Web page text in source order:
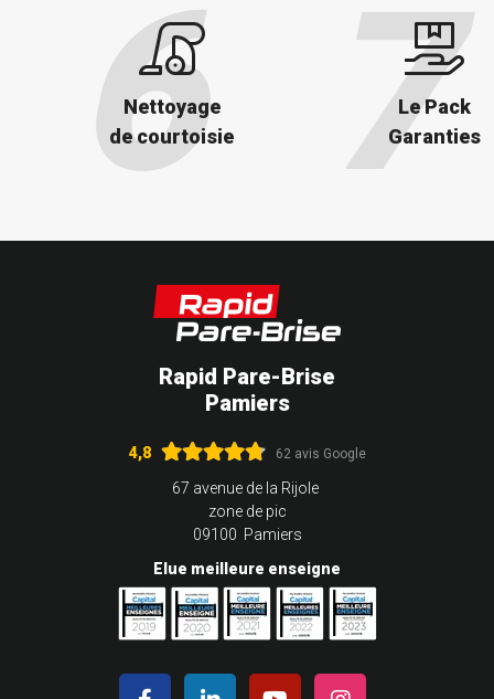
Nettoyage
de courtoisie
Le Pack
Garanties
Rapid Pare-Brise
Pamiers
4,8 62 avis Google
67 avenue de la Rijole
zone de pic
09100 Pamiers
Elue meilleure enseigne